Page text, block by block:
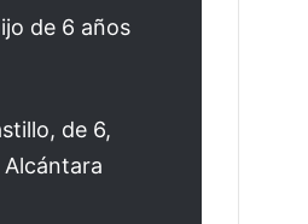
de 6 años
de 6,